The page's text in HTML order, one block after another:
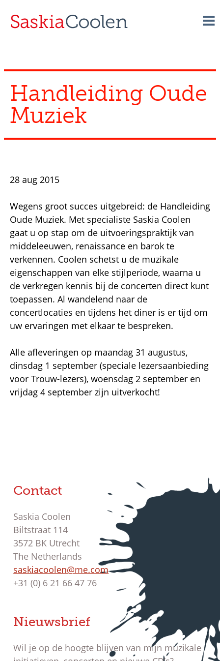
content
Handleiding Oude
Muziek
28 aug 2015
Wegens groot succes uitgebreid: de Handleiding
Oude Muziek. Met specialiste Saskia Coolen
gaat u op stap om de uitvoeringspraktijk van
middeleeuwen, renaissance en barok te
verkennen. Coolen schetst u de muzikale
eigenschappen van elke stijlperiode, waarna u
de verkregen kennis bij de concerten direct kunt
toepassen. Al wandelend naar de
concertlocaties en tijdens het diner is er tijd om
uw ervaringen met elkaar te bespreken.
Alle afleveringen op maandag 31 augustus,
dinsdag 1 september (speciale lezersaanbieding
voor Trouw-lezers), woensdag 2 september en
vrijdag 4 september zijn uitverkocht!
Contact
Saskia Coolen
Biltstraat 114
3572 BK Utrecht
The Netherlands
saskiacoolen@me.com
+31 (0) 6 21 66 47 76
Nieuwsbrief
Wil je op de hoogte blijven van mijn muzikale